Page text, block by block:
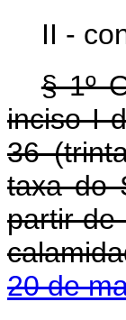
II -
§ 1º
inciso I
36
taxa do
partir de
20 de